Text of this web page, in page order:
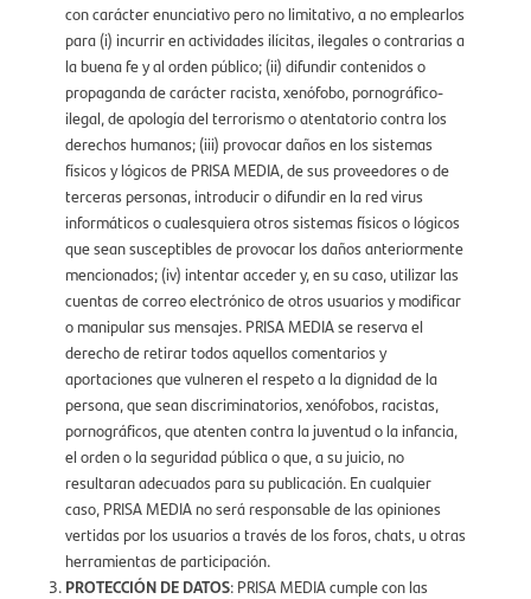
con carácter enunciativo pero no limitativo, a no emplearlos
para (i) incurrir en actividades ilícitas, ilegales o contrarias a
la buena fe y al orden público; (ii) difundir contenidos o
propaganda de carácter racista, xenófobo, pornográfico-
ilegal, de apología del terrorismo o atentatorio contra los
derechos humanos; (iii) provocar daños en los sistemas
físicos y lógicos de PRISA MEDIA, de sus proveedores o de
terceras personas, introducir o difundir en la red virus
informáticos o cualesquiera otros sistemas físicos o lógicos
que sean susceptibles de provocar los daños anteriormente
mencionados; (iv) intentar acceder y, en su caso, utilizar las
cuentas de correo electrónico de otros usuarios y modificar
o manipular sus mensajes. PRISA MEDIA se reserva el
derecho de retirar todos aquellos comentarios y
aportaciones que vulneren el respeto a la dignidad de la
persona, que sean discriminatorios, xenófobos, racistas,
pornográficos, que atenten contra la juventud o la infancia,
el orden o la seguridad pública o que, a su juicio, no
resultaran adecuados para su publicación. En cualquier
caso, PRISA MEDIA no será responsable de las opiniones
vertidas por los usuarios a través de los foros, chats, u otras
herramientas de participación.
PROTECCIÓN DE DATOS: PRISA MEDIA cumple con las